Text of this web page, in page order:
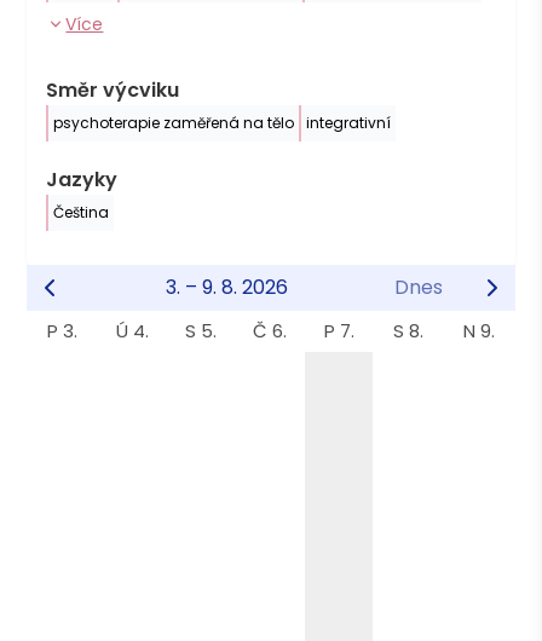
Více
Směr výcviku
psychoterapie zaměřená na tělo integrativní
Jazyky
Čeština
3. – 9. 8. 2026 Dnes
P 3. Ú 4. S 5. Č 6. P 7. S 8. N 9.